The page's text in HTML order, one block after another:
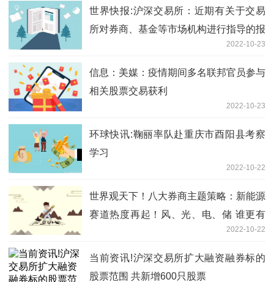
世界快报:沪深交易所：近期有关于交易
所对券商、基金等市场机构进行指导的报
2022-10-23
信息：美媒：疫情期间多名联邦官员参与
相关股票交易获利
2022-10-23
环球快讯:鞠丽率队赴重庆市酉阳县考察
学习
2022-10-22
世界观天下！八大券商主题策略：新能源
赛道热度再起！风、光、电、储 谁更有
2022-10-22
当前资讯!沪深交易所扩大融资融券标的
股票范围 共新增600只股票